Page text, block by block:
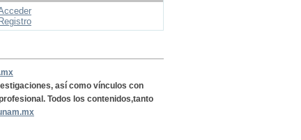
Registro
así como vínculos con
Todos los contenidos,tanto